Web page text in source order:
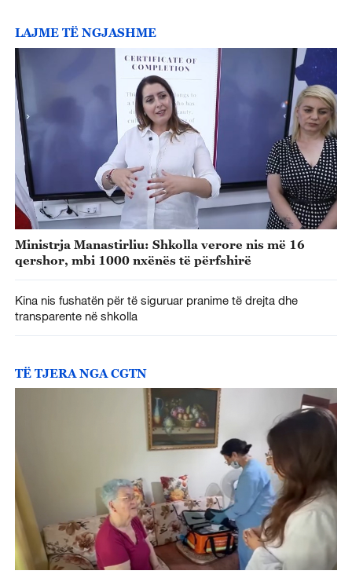
LAJME TË NGJASHME
Ministrja Manastirliu: Shkolla verore nis më 16
qershor, mbi 1000 nxënës të përfshirë
Kina nis fushatën për të siguruar pranime të drejta dhe
transparente në shkolla
TË TJERA NGA CGTN